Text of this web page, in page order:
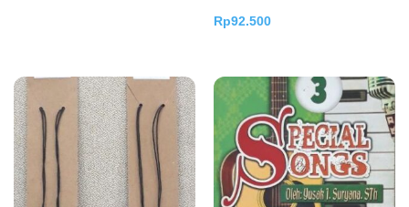
Rp92.500